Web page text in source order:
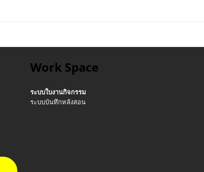
Work Space
ระบบใบงานกิจกรรม
ระบบบันทึกหลังสอน